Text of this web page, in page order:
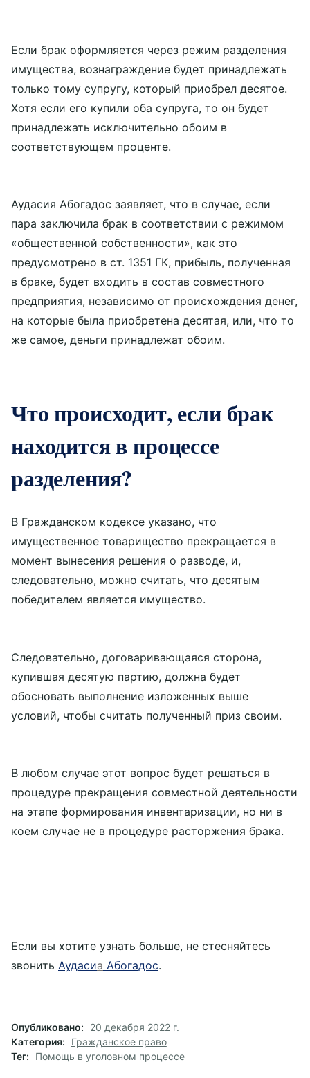
Если брак оформляется через режим разделения
имущества, вознаграждение будет принадлежать
только тому супругу, который приобрел десятое.
Хотя если его купили оба супруга, то он будет
принадлежать исключительно обоим в
соответствующем проценте.
Аудасия Абогадос заявляет, что в случае, если
пара заключила брак в соответствии с режимом
«общественной собственности», как это
предусмотрено в ст. 1351 ГК, прибыль, полученная
в браке, будет входить в состав совместного
предприятия, независимо от происхождения денег,
на которые была приобретена десятая, или, что то
же самое, деньги принадлежат обоим.
Что происходит, если брак
находится в процессе
разделения?
В Гражданском кодексе указано, что
имущественное товарищество прекращается в
момент вынесения решения о разводе, и,
следовательно, можно считать, что десятым
победителем является имущество.
Следовательно, договаривающаяся сторона,
купившая десятую партию, должна будет
обосновать выполнение изложенных выше
условий, чтобы считать полученный приз своим.
В любом случае этот вопрос будет решаться в
процедуре прекращения совместной деятельности
на этапе формирования инвентаризации, но ни в
коем случае не в процедуре расторжения брака.
Если вы хотите узнать больше, не стесняйтесь
звонить Аудасиа Абогадос.
Опубликовано
20 декабря 2022 г.
Категория
Гражданское право
Тег
Помощь в уголовном процессе